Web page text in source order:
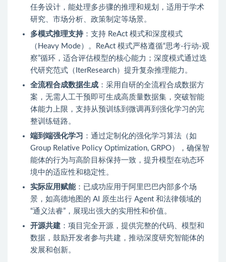
任务设计，能处理多步骤的推理和规划，适用于学术
研究、市场分析、政策制定等场景。
多模式推理支持：支持 ReAct 模式和深度模式
（Heavy Mode）。ReAct 模式严格遵循“思考-行动-观
察”循环，适合评估模型的核心能力；深度模式通过迭
代研究范式（IterResearch）提升复杂推理能力。
全流程合成数据生成 ：采用自研的全流程合成数据方
案，无需人工干预即可生成高质量数据集，突破智能
体能力上限，支持从预训练到微调再到强化学习的完
整训练链路。
端到端强化学习 ：通过定制化的强化学习算法（如
Group Relative Policy Optimization, GRPO），确保智
能体的行为与高阶目标保持一致，提升模型在动态环
境中的适应性和稳定性。
实际应用赋能：已成功应用于阿里巴巴内部多个场
景，如高德地图的 AI 原生出行 Agent 和法律领域的
“通义法睿”，展现出强大的实用性和价值。
开源共建 ：项目完全开源，提供完整的代码、模型和
数据，鼓励开发者参与共建，推动深度研究智能体的
发展和创新。